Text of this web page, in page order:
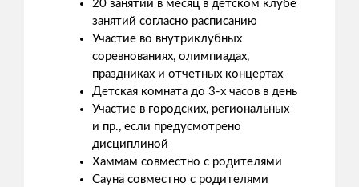
20 занятий в месяц в детском клубе
занятий согласно расписанию
Участие во внутриклубных
соревнованиях, олимпиадах,
праздниках и отчетных концертах
Детская комната до 3-х часов в день
Участие в городских, региональных
и пр., если предусмотрено
дисциплиной
Хаммам совместно с родителями
Сауна совместно с родителями